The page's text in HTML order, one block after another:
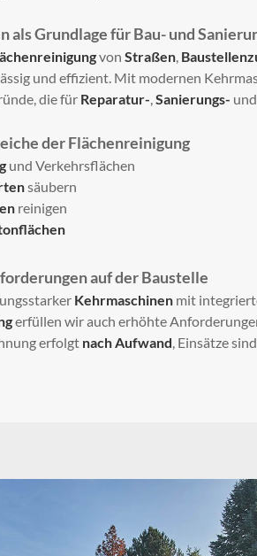
als Grundlage für Bau- und
von Straßen,
und effizient. Mit modernen
die für Reparatur-,Sanierungs- und
der Flächenreinigung
und Verkehrsflächen
säubern
reinigen
auf der Baustelle
Kehrmaschinen mit
erfüllen wir auch erhöhte
erfolgt nach Aufwand, Einsätze